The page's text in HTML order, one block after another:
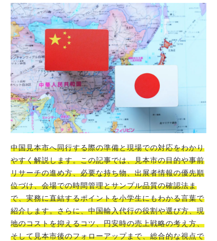
中国見本市へ同行する際の準備と現場での対応をわかり
やすく解説します。この記事では、見本市の目的や事前
リサーチの進め方、必要な持ち物、出展者情報の優先順
位づけ、会場での時間管理とサンプル品質の確認法ま
で、実務に直結するポイントを小学生にもわかる言葉で
紹介します。さらに、中国輸入代行の役割や選び方、現
地のコストを抑えるコツ、円安時の売上戦略の考え方、
そして見本市後のフォローアップまで、総合的な視点で